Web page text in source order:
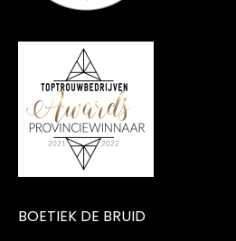
BOETIEK DE BRUID